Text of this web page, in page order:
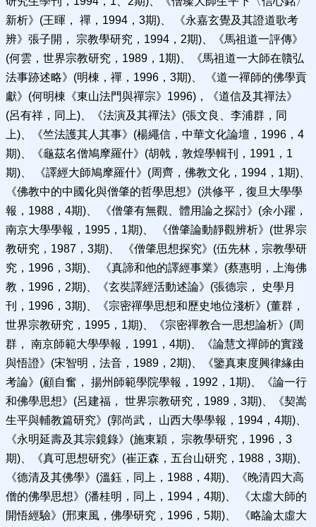
新析》(王暉， 禪，1994，3期)、 《永嘉玄覺及其證道歌考
辨》張子開， 宗教學研究，1994，2期)、《馬祖道一評傳》
(何雲，世界宗教研究，1989，1期)、《馬祖道一大師在贛弘
法事跡述略》(明棟，禪，1996，3期)、 《道一禪師的佛學貢
獻》(何明棟《東山法門與禪宗》1996)，《道信及其禪法》
(呂有祥，同上)、《法演及其禪法》(張文良、李浦群，同
上)、《竺法護其人其事》(楊繩信，中華文化論壇，1996，4
期)、《龜茲名僧鳩摩羅什》(胡戟，敦煌學輯刊，1991，1
期)、 《譯經大師鳩摩羅什》(周齊，佛教文化，1994，1期)、
《佛教中的中國化與僧肇的哲學思想》(洪修平，復旦大學學
報，1988，4期)、 《僧肇有無觀、體用論之探討》(余小躍，
南京大學學報，1995，1期)、 《僧肇論動靜觀辨析》(世界宗
教研究，1987，3期)、 《僧肇思想探究》(伍先林，宗教學研
究，1996，3期)、 《真諦和他的譯經事業》(蔡惠明，上海佛
教，1996，2期)、《玄奘譯經活動述論》(張德宗， 史學月
刊，1996，3期)、《宗密禪學思想和歷史地位淺析》(董群，
世界宗教研究，1995，1期)、《宗密禪教合一思想論析》(周
群， 南京師範大學學報，1991，4期)、《論慧文禪師的實踐
與悟證》(宋智明，法音，1989，2期)、《鑒真東度興律緣由
考論》(顧自奮， 揚州師範學院學報，1992，1期)、《論一行
和佛學思想》(呂建福， 世界宗教研究，1989，3期)、《契嵩
生平與輔教篇研究》(郭尚武， 山西大學學報，1994，4期)、
《永明延壽及其宗鏡錄》(施東穎， 宗教學研究，1996，3
期)、《真可思想研究》(崔正森，五台山研究，1988，3期)、
《德清及其佛學》(溫鈺，同上，1988，4期)、《晚清四大高
僧的佛學思想》(潘桂明，同上，1994，4期)、 《太虛大師的
開悟經驗》(邢東風，佛學研究，1996，5期)、 《略論太虛大